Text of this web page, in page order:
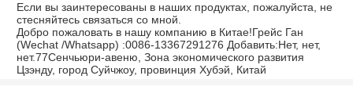
Если вы заинтересованы в наших продуктах, пожалуйста, не
стесняйтесь связаться со мной.
Добро пожаловать в нашу компанию в Китае!Грейс Ган
(Wechat /Whatsapp) :0086-13367291276 Добавить:Нет, нет,
нет.77Сенчьюри-авеню, Зона экономического развития
Цзэнду, город Суйчжоу, провинция Хубэй, Китай